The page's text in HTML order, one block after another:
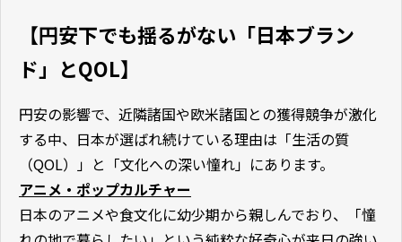
【円安下でも揺るがない「日本ブラン
ド」とQOL】
円安の影響で、近隣諸国や欧米諸国との獲得競争が激化
する中、日本が選ばれ続けている理由は「生活の質
（QOL）」と「文化への深い憧れ」にあります。
アニメ・ポップカルチャー
日本のアニメや食文化に幼少期から親しんでおり、「憧